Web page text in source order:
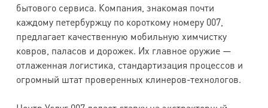
бытового сервиса. Компания, знакомая почти
каждому петербуржцу по короткому номеру 007,
предлагает качественную мобильную химчистку
ковров, паласов и дорожек. Их главное оружие —
отлаженная логистика, стандартизация процессов и
огромный штат проверенных клинеров-технологов.